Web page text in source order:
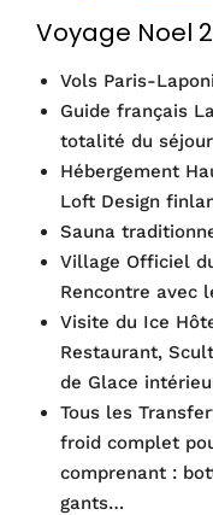
Voyage Noel
Vols Paris-
Guide français
totalité du séjour
Hébergement
Loft Design
Sauna
Village Officiel
Rencontre avec
Visite du Ice
Restaurant,
de Glace
Tous les
froid complet
comprenant :
gants…